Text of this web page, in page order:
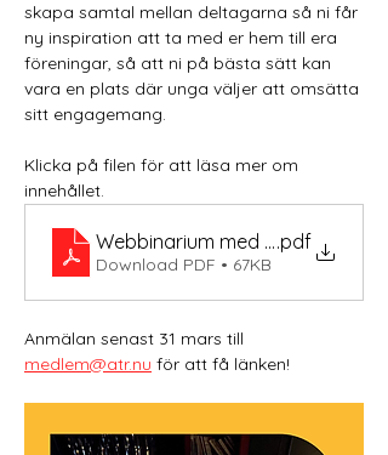
skapa samtal mellan deltagarna så ni får
ny inspiration att ta med er hem till era
föreningar, så att ni på bästa sätt kan
vara en plats där unga väljer att omsätta
sitt engagemang.
Klicka på filen för att läsa mer om
innehållet.
Webbinarium med ATR
.pdf
Download PDF • 67KB
Anmälan senast 31 mars till
medlem@atr.nu för att få länken!